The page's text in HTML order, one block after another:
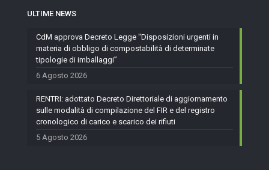
ULTIME NEWS
CdM approva Decreto Legge “Disposizioni urgenti in
materia di obbligo di compostabilità di determinate
tipologie di imballaggi”
6 Agosto 2026
RENTRI: adottato Decreto Direttoriale di aggiornamento
sulle modalità di compilazione del FIR e del registro
cronologico di carico e scarico dei rifiuti
5 Agosto 2026